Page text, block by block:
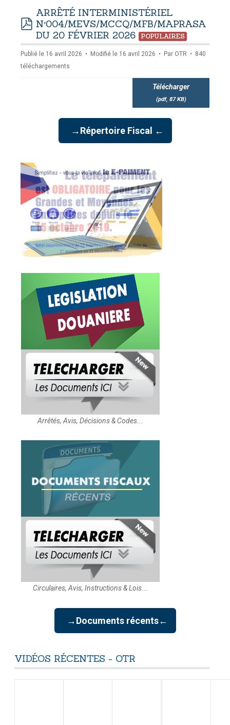
DOUANES
Douane Togolaise
CADASTRE &
Toute l'actualité!
DOCUMENTATION
Toute la Documentation
Contactez OTR
- mardi, 14 juillet 2026 10:30 juillet 2026 17:30
pdf
ARRÊTÉ INTERMINISTÉRIEL
N°004/MEVS/MCCQ/MFB/MAPRASA
DU 20 FÉVRIER 2026
POPULAIRES
Publié le 16 avril 2026 Modifié le 16 avril 2026 Par OTR
840
téléchargements
Télécharger
(pdf, 87 KB)
→Répertoire Fiscal ←
Arrêtés, Avis, Décisions & Codes...
Circulaires, Avis, Instructions & Lois...
→Documents récents←
VIDÉOS RÉCENTES - OTR